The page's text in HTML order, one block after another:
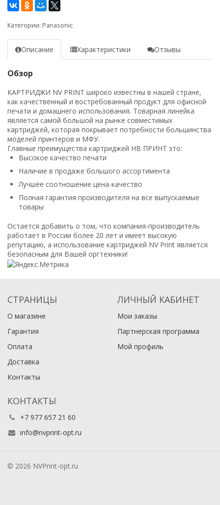
Категории: Panasonic
Описание Характеристики Отзывы
Обзор
КАРТРИДЖИ NV PRINT широко известны в нашей стране,
как качественный и востребованный продукт для офисной
печати и домашнего использования. Товарная линейка
является самой большой на рынке совместимых
картриджей, которая покрывает потребности большинства
моделей принтеров и МФУ.
Главные преимущества картриджей НВ ПРИНТ это:
Высокое качество печати
Наличие в продаже большого ассортимента
Лучшее соотношение цена-качество
Полная гарантия производителя на все выпускаемые
товары
Остается добавить о том, что компания-производитель
работает в России более 20 лет и имеет высокую
репутацию, а использование картриджей NV Print является
безопасным для Вашей оргтехники!
СТРАНИЦЫ
О магазине
Гарантия
Оплата
Доставка
Контакты
ЛИЧНЫЙ КАБИНЕТ
Мои заказы
Партнерская программа
Мой профиль
КОНТАКТЫ
+7 977 657 21 60
info@nvprint-opt.ru
© 2026 NVPrint-opt.ru